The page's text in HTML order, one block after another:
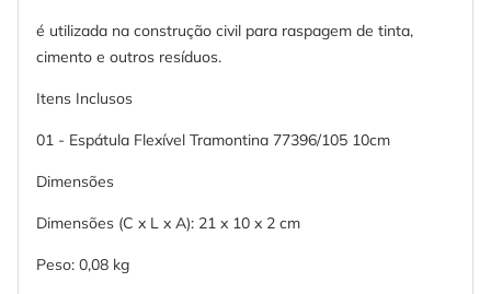
é utilizada na construção civil para raspagem de tinta,
cimento e outros resíduos.
Itens Inclusos
01 - Espátula Flexível Tramontina 77396/105 10cm
Dimensões
Dimensões (C x L x A): 21 x 10 x 2 cm
Peso: 0,08 kg